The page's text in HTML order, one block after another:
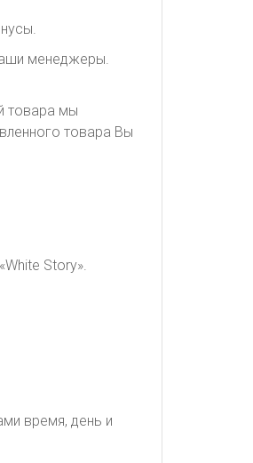
менеджеры.
товара мы
товара Вы
Story».
время, день и